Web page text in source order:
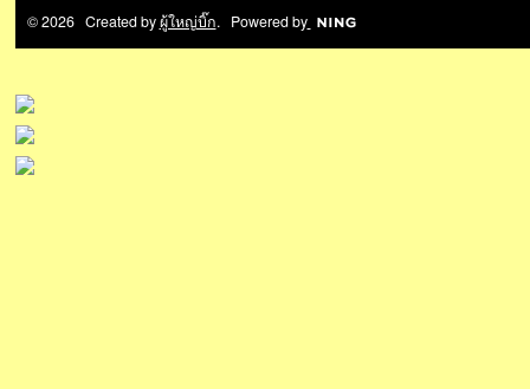
© 2026 Created byผู้ใหญ่บิ๊ก. Powered by